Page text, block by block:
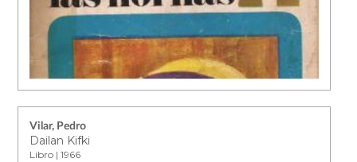
Vilar, Pedro
Dailan Kifki
Libro | 1966